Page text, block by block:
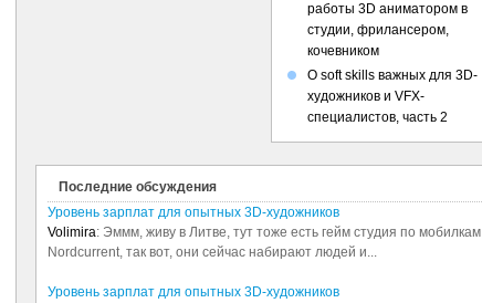
работы 3D аниматором в
студии, фрилансером,
кочевником
О soft skills важных для 3D-
художников и VFX-
специалистов, часть 2
Последние обсуждения
Уровень зарплат для опытных 3D-художников
Volimira: Эммм, живу в Литве, тут тоже есть гейм студия по мобилкам
Nordcurrent, так вот, они сейчас набирают людей и...
Уровень зарплат для опытных 3D-художников